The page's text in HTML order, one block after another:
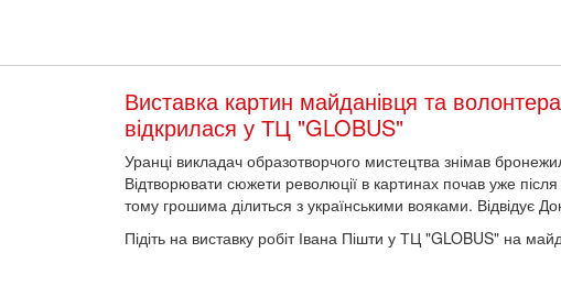
Виставка картин майданівця та
відкрилася у ТЦ "GLOBUS"
Уранці викладач образотворчого мистецтва знімав
Відтворювати сюжети революції в картинах почав уже
тому грошима ділиться з українськими вояками. Відвідує
Підіть на виставку робіт Івана Пішти у ТЦ "GLOBUS" на